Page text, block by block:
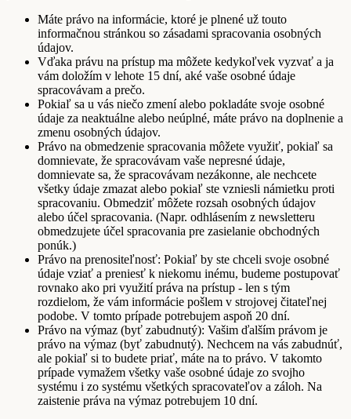
Máte právo na informácie, ktoré je plnené už touto
informačnou stránkou so zásadami spracovania osobných
údajov.
Vďaka právu na prístup ma môžete kedykoľvek vyzvať a ja
vám doložím v lehote 15 dní, aké vaše osobné údaje
spracovávam a prečo.
Pokiaľ sa u vás niečo zmení alebo pokladáte svoje osobné
údaje za neaktuálne alebo neúplné, máte právo na doplnenie a
zmenu osobných údajov.
Právo na obmedzenie spracovania môžete využiť, pokiaľ sa
domnievate, že spracovávam vaše nepresné údaje,
domnievate sa, že spracovávam nezákonne, ale nechcete
všetky údaje zmazat alebo pokiaľ ste vzniesli námietku proti
spracovaniu. Obmedziť môžete rozsah osobných údajov
alebo účel spracovania. (Napr. odhlásením z newsletteru
obmedzujete účel spracovania pre zasielanie obchodných
ponúk.)
Právo na prenositeľnosť: Pokiaľ by ste chceli svoje osobné
údaje vziať a preniesť k niekomu inému, budeme postupovať
rovnako ako pri využití práva na prístup - len s tým
rozdielom, že vám informácie pošlem v strojovej čitateľnej
podobe. V tomto prípade potrebujem aspoň 20 dní.
Právo na výmaz (byť zabudnutý): Vašim ďalším právom je
právo na výmaz (byť zabudnutý). Nechcem na vás zabudnúť,
ale pokiaľ si to budete priať, máte na to právo. V takomto
prípade vymažem všetky vaše osobné údaje zo svojho
systému i zo systému všetkých spracovateľov a záloh. Na
zaistenie práva na výmaz potrebujem 10 dní.